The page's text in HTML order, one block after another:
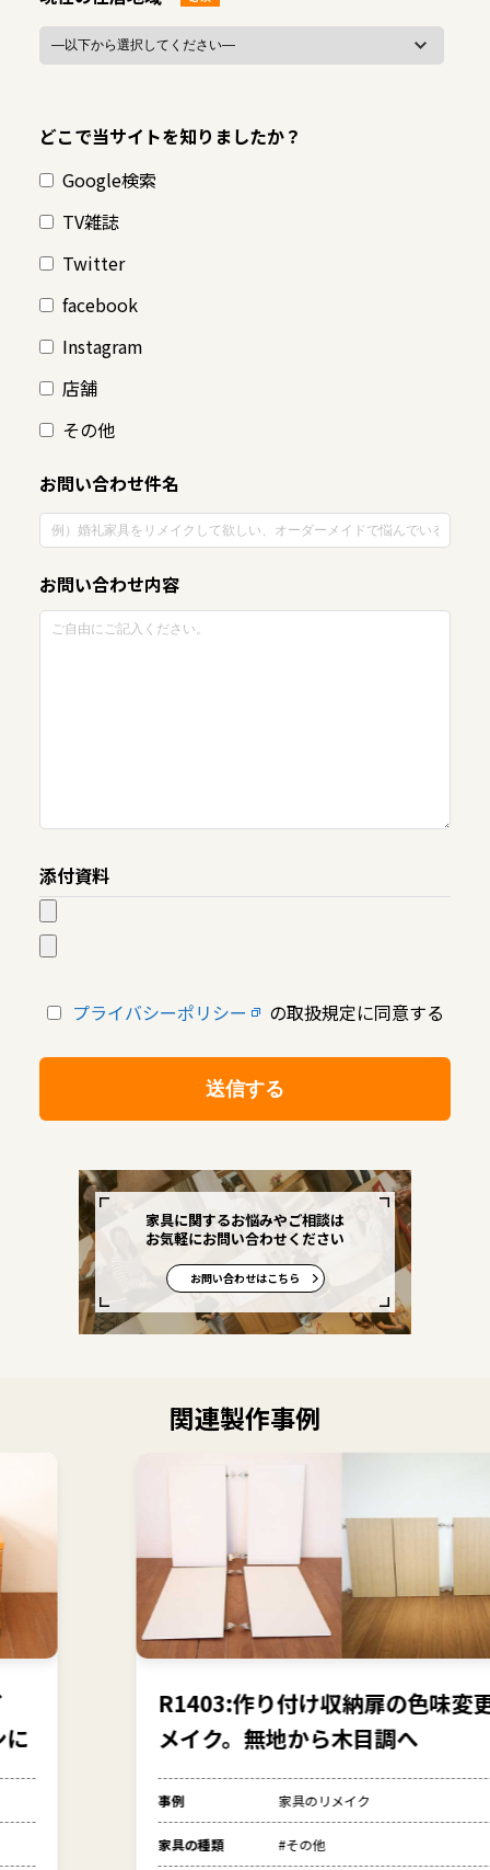
どこで当サイトを知りましたか？
Google検索
TV雑誌
Twitter
facebook
Instagram
店舗
その他
お問い合わせ件名
お問い合わせ内容
添付資料
プライバシーポリシー の取扱規定に同意する
家具に関するお悩みやご相談は
お気軽にお問い合わせください
お問い合わせはこちら
関連製作事例
R1403:作り付け収納扉の色味変更リ
メイク。無地から木目調へ
家具のリメイク
#その他